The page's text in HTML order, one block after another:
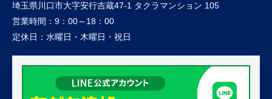
埼玉県川口市大字安行吉蔵47-1 タクラマンション 105
営業時間： 9：00～18：00
定休日： 水曜日・木曜日・祝日